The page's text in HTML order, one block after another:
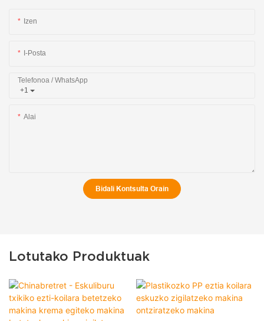
Izen
I-Posta
+1
Telefonoa / WhatsApp
Alai
Bidali Kontsulta Orain
Lotutako Produktuak